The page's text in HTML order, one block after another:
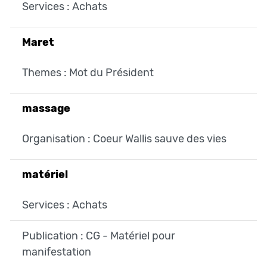
Services : Achats
Maret
Themes : Mot du Président
massage
Organisation : Coeur Wallis sauve des vies
matériel
Services : Achats
Publication : CG - Matériel pour
manifestation